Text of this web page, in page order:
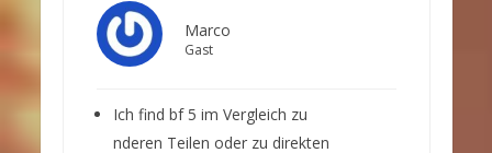
Marco
Gast
Ich find bf 5 im Vergleich zu
nderen Teilen oder zu direkten